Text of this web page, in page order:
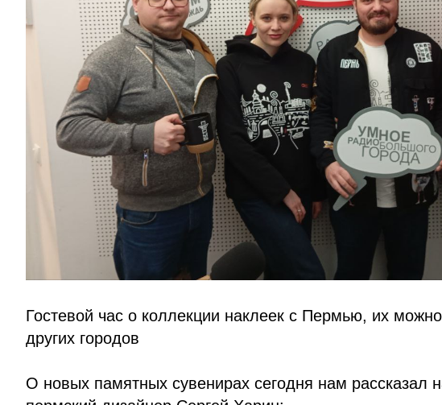
Гостевой час о коллекции наклеек с Пермью, их
других городов
О новых памятных сувенирах сегодня нам рассказал